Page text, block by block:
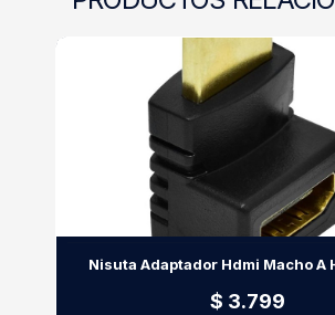
Nisuta Adaptador Hdmi Macho A
$ 3.799